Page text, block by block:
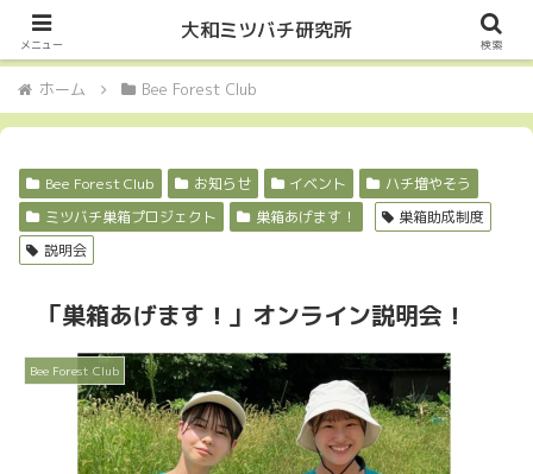
Let it Bee・・・
ホーム Bee Forest Club
Bee Forest Club お知らせ イベント
ハチ増やそう
ミツバチ巣箱プロジェクト
巣箱あげます！
巣箱助成制度
説明会
「巣箱あげます！」オンライン説明会！
Bee Forest Club
メニュー
大和ミツバチ研究所
検索